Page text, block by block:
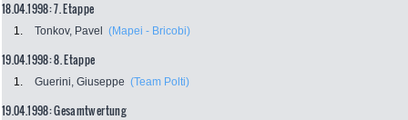
18.04.1998: 7. Etappe
1. Tonkov, Pavel (Mapei - Bricobi)
19.04.1998: 8. Etappe
1. Guerini, Giuseppe (Team Polti)
19.04.1998: Gesamtwertung